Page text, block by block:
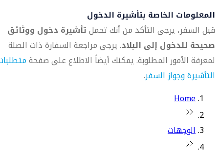
المعلومات الخاصة بتأشيرة الدخول
قبل السفر، يرجى التأكد من أنك تحملتأشيرة دخول ووثائق
صحيحة للدخول إلى البلاد. يرجى مراجعة السفارة ذات الصلة
لمعرفة الأمور المطلوبة. يمكنك أيضاً الاطلاع على صفحة
التأشيرة وجواز السفر.
Home
الوجهات